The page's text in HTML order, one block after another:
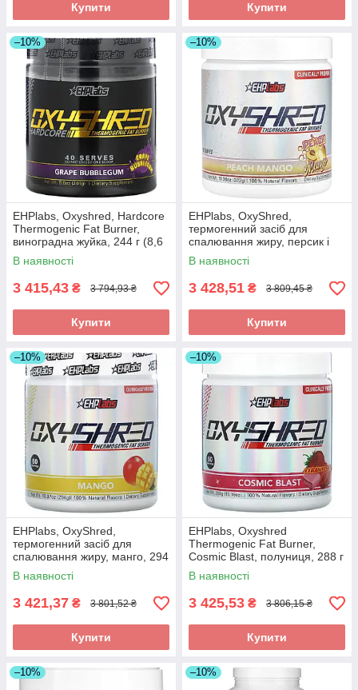
Купити Купити
–10%
EHPlabs, Oxyshred, Hardcore
Thermogenic Fat Burner,
виноградна жуйка, 244 г (8,6
унції) оригінал
В наявності
3 415,43 ₴ 3 794,93 ₴
Купити
–10%
EHPlabs, OxyShred,
термогенний засіб для
спалювання жиру, персик і
манго, 322 г (11,36 унції)
оригінал
В наявності
3 428,51 ₴ 3 809,45 ₴
Купити
–10%
EHPlabs, OxyShred,
термогенний засіб для
спалювання жиру, манго, 294
г (10,37 унції) оригінал
В наявності
3 421,37 ₴ 3 801,52 ₴
Купити
–10%
EHPlabs, Oxyshred
Thermogenic Fat Burner,
Cosmic Blast, полуниця, 288 г
(10,16 унції)
В наявності
3 425,53 ₴ 3 806,15 ₴
Купити
–10% –10%